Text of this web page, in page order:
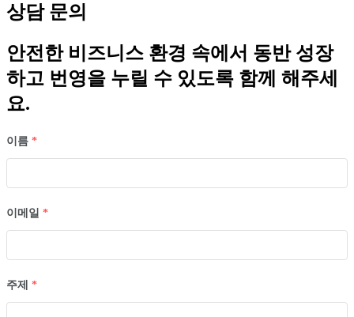
상담 문의
안전한 비즈니스 환경 속에서 동반 성장
하고 번영을 누릴 수 있도록 함께 해주세
요.
이름 *
이메일 *
주제 *